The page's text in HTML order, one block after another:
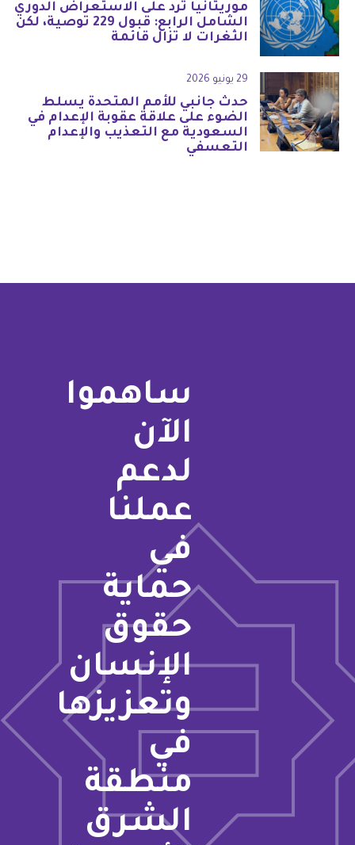
موريتانيا ترد على الاستعراض الدوري
الشامل الرابع: قبول 229 توصية، لكن
الثغرات لا تزال قائمة
29 يونيو 2026
حدث جانبي للأمم المتحدة يسلط
الضوء على علاقة عقوبة الإعدام في
السعودية مع التعذيب والإعدام
التعسفي
ساهموا
الآن
لدعم
عملنا
في
حماية
حقوق
الإنسان
وتعزيزها
في
منطقة
الشرق